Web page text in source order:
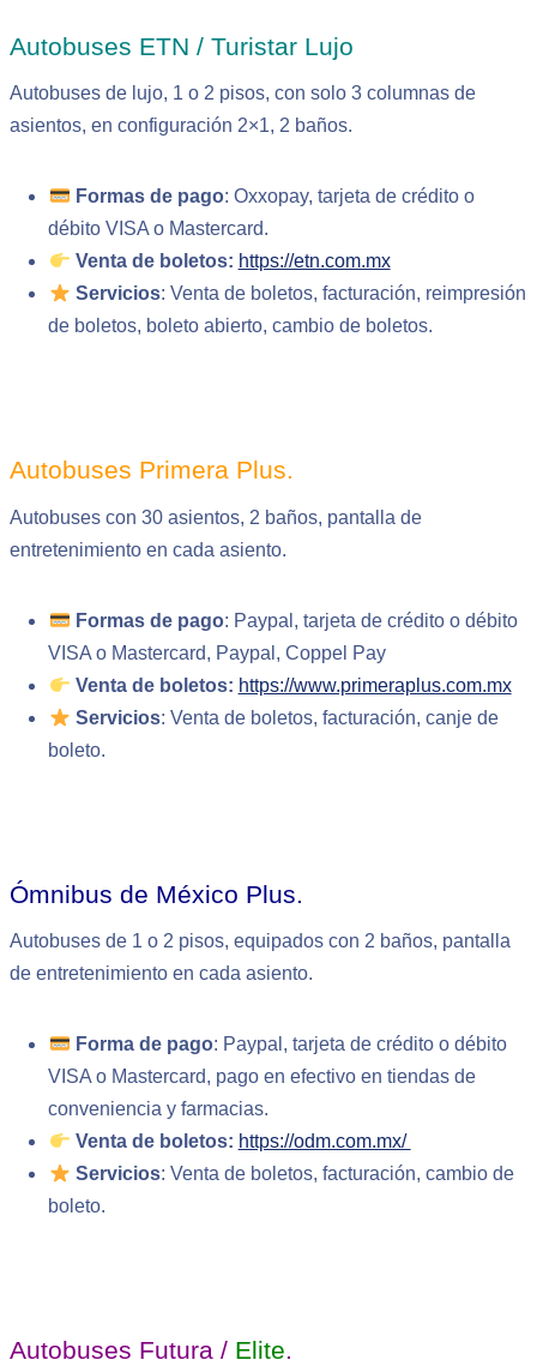
Autobuses ETN / Turistar Lujo
Autobuses de lujo, 1 o 2 pisos, con solo 3 columnas de
asientos, en configuración 2×1, 2 baños.
Formas de pago: Oxxopay, tarjeta de crédito o
débito VISA o Mastercard.
Venta de boletos: https://etn.com.mx
Servicios: Venta de boletos, facturación, reimpresión
de boletos, boleto abierto, cambio de boletos.
Autobuses Primera Plus.
Autobuses con 30 asientos, 2 baños, pantalla de
entretenimiento en cada asiento.
Formas de pago: Paypal, tarjeta de crédito o débito
VISA o Mastercard, Paypal, Coppel Pay
Venta de boletos: https://www.primeraplus.com.mx
Servicios: Venta de boletos, facturación, canje de
boleto.
Ómnibus de México Plus.
Autobuses de 1 o 2 pisos, equipados con 2 baños, pantalla
de entretenimiento en cada asiento.
Forma de pago: Paypal, tarjeta de crédito o débito
VISA o Mastercard, pago en efectivo en tiendas de
conveniencia y farmacias.
Venta de boletos: https://odm.com.mx/
Servicios: Venta de boletos, facturación, cambio de
boleto.
Autobuses Futura / Elite.